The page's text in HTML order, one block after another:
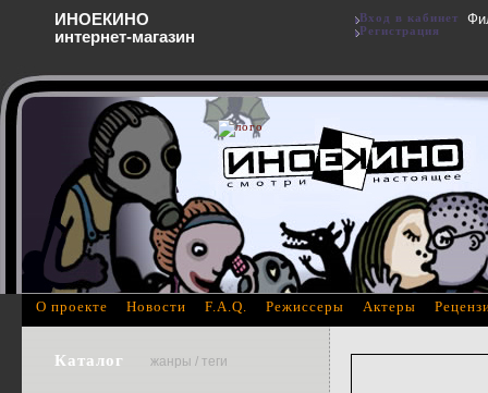
Каталог жанры / теги
О проекте Новости F.A.Q. Режиссеры Актеры
ИНОЕКИНО
интернет-магазин
Вход в кабинет
Регистрация